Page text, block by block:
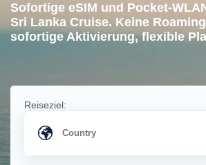
Sofortige eSIM und Pocket-
Sri Lanka Cruise. Keine
sofortige Aktivierung, flexible
Reiseziel: